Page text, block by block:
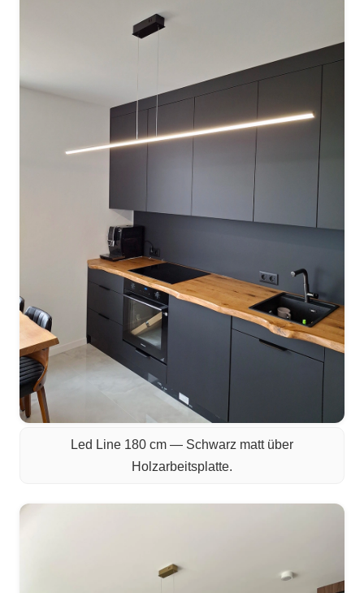
Led Line 180 cm — Schwarz matt über
Holzarbeitsplatte.